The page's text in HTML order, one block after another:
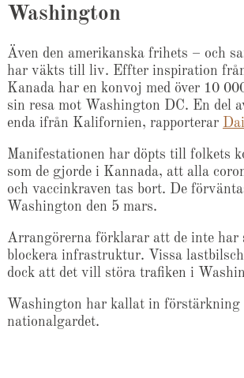
Washington
Även den amerikanska frihets – och
har väkts till liv. Effter inspiration
Kanada har en konvoj med över 10
sin resa mot Washington DC. En del
enda ifrån Kalifornien, rapporterar
Manifestationen har döpts till folkets
som de gjorde i Kannada, att alla
och vaccinkraven tas bort. De
Washington den 5 mars.
Arrangörerna förklarar att de inte har
blockera infrastruktur. Vissa
dock att det vill störa trafiken i
Washington har kallat in förstärkning
nationalgardet.